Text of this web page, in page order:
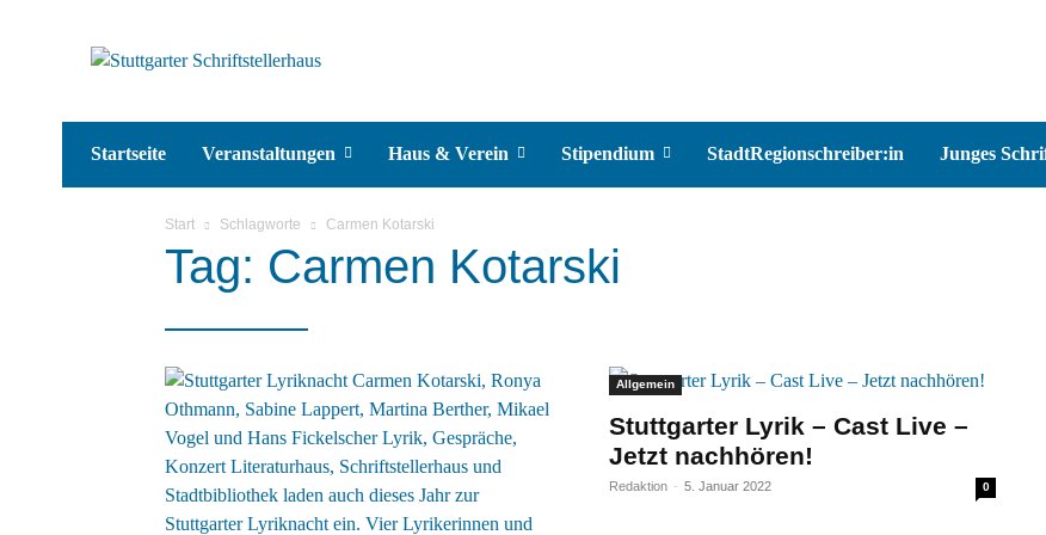
Startseite Veranstaltungen Haus & Verein Stipendium StadtRegionschreiber:in Junges
Start Schlagworte Carmen Kotarski
Tag: Carmen Kotarski
Allgemein
Stuttgarter Lyrik – Cast Live –
Jetzt nachhören!
Redaktion - 5. Januar 2022 0